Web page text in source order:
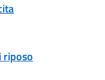
riposo